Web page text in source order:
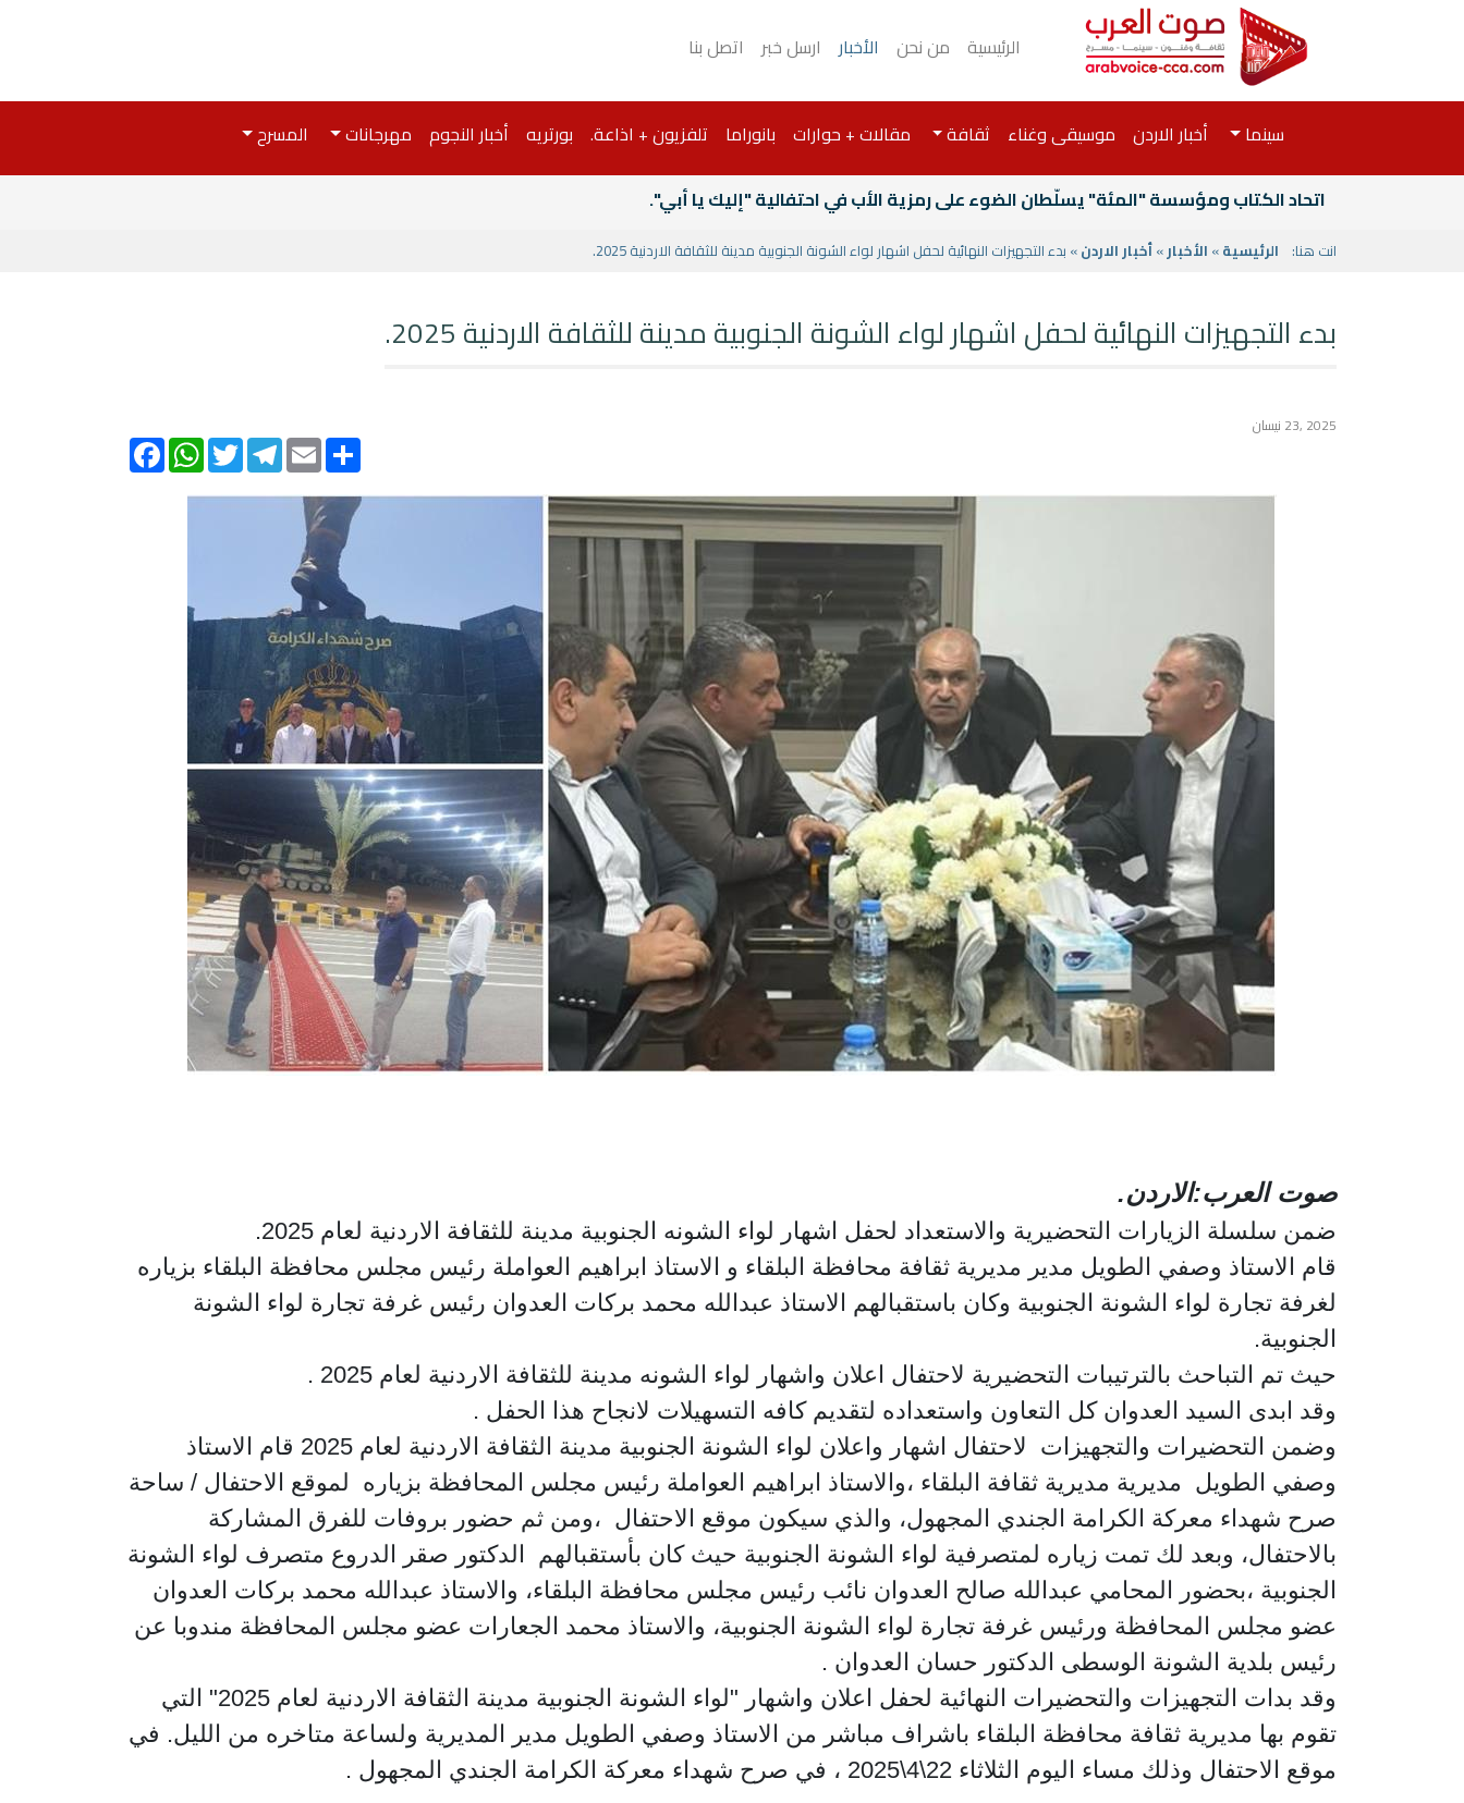
الرئيسية من نحن الأخبار ارسل خبر اتصل بنا
سينما أخبار الاردن موسيقى وغناء ثقافة مقالات + حوارات بانوراما تلفزيون + اذاعة. بورتريه أخبار النجوم مهرجانات
المسرح
اتحاد الكتاب ومؤسسة "المئة" يسلّطان الضوء على رمزية الأب في احتفالية "إليك يا أبي".
انت هنا: الرئيسية» الأخبار»أخبار الاردن» بدء التجهيزات النهائية لحفل اشهار لواء الشونة الجنوبية مدينة للثقافة الاردنية 2025.
بدء التجهيزات النهائية لحفل اشهار لواء الشونة الجنوبية مدينة للثقافة الاردنية 2025.
2025 ,23 نيسان
Facebook
WhatsAppTwitterTelegramEmailShare
صوت العرب:الاردن.
ضمن سلسلة الزيارات التحضيرية والاستعداد لحفل اشهار لواء الشونه الجنوبية مدينة للثقافة الاردنية لعام 2025.
قام الاستاذ وصفي الطويل مدير مديرية ثقافة محافظة البلقاء و الاستاذ ابراهيم العواملة رئيس مجلس محافظة البلقاء بزياره
لغرفة تجارة لواء الشونة الجنوبية وكان باستقبالهم الاستاذ عبدالله محمد بركات العدوان رئيس غرفة تجارة لواء الشونة
الجنوبية.
حيث تم التباحث بالترتيبات التحضيرية لاحتفال اعلان واشهار لواء الشونه مدينة للثقافة الاردنية لعام 2025 .
وقد ابدى السيد العدوان كل التعاون واستعداده لتقديم كافه التسهيلات لانجاح هذا الحفل .
وضمن التحضيرات والتجهيزات لاحتفال اشهار واعلان لواء الشونة الجنوبية مدينة الثقافة الاردنية لعام 2025 قام الاستاذ
وصفي الطويل مديرية مديرية ثقافة البلقاء ،والاستاذ ابراهيم العواملة رئيس مجلس المحافظة بزياره لموقع الاحتفال / ساحة
صرح شهداء معركة الكرامة الجندي المجهول، والذي سيكون موقع الاحتفال ،ومن ثم حضور بروفات للفرق المشاركة
بالاحتفال، وبعد لك تمت زياره لمتصرفية لواء الشونة الجنوبية حيث كان بأستقبالهم الدكتور صقر الدروع متصرف لواء الشونة
الجنوبية ،بحضور المحامي عبدالله صالح العدوان نائب رئيس مجلس محافظة البلقاء، والاستاذ عبدالله محمد بركات العدوان
عضو مجلس المحافظة ورئيس غرفة تجارة لواء الشونة الجنوبية، والاستاذ محمد الجعارات عضو مجلس المحافظة مندوبا عن
رئيس بلدية الشونة الوسطى الدكتور حسان العدوان .
وقد بدات التجهيزات والتحضيرات النهائية لحفل اعلان واشهار "لواء الشونة الجنوبية مدينة الثقافة الاردنية لعام 2025" التي
تقوم بها مديرية ثقافة محافظة البلقاء باشراف مباشر من الاستاذ وصفي الطويل مدير المديرية ولساعة متاخره من الليل. في
موقع الاحتفال وذلك مساء اليوم الثلاثاء 22\4\2025 ، في صرح شهداء معركة الكرامة الجندي المجهول .